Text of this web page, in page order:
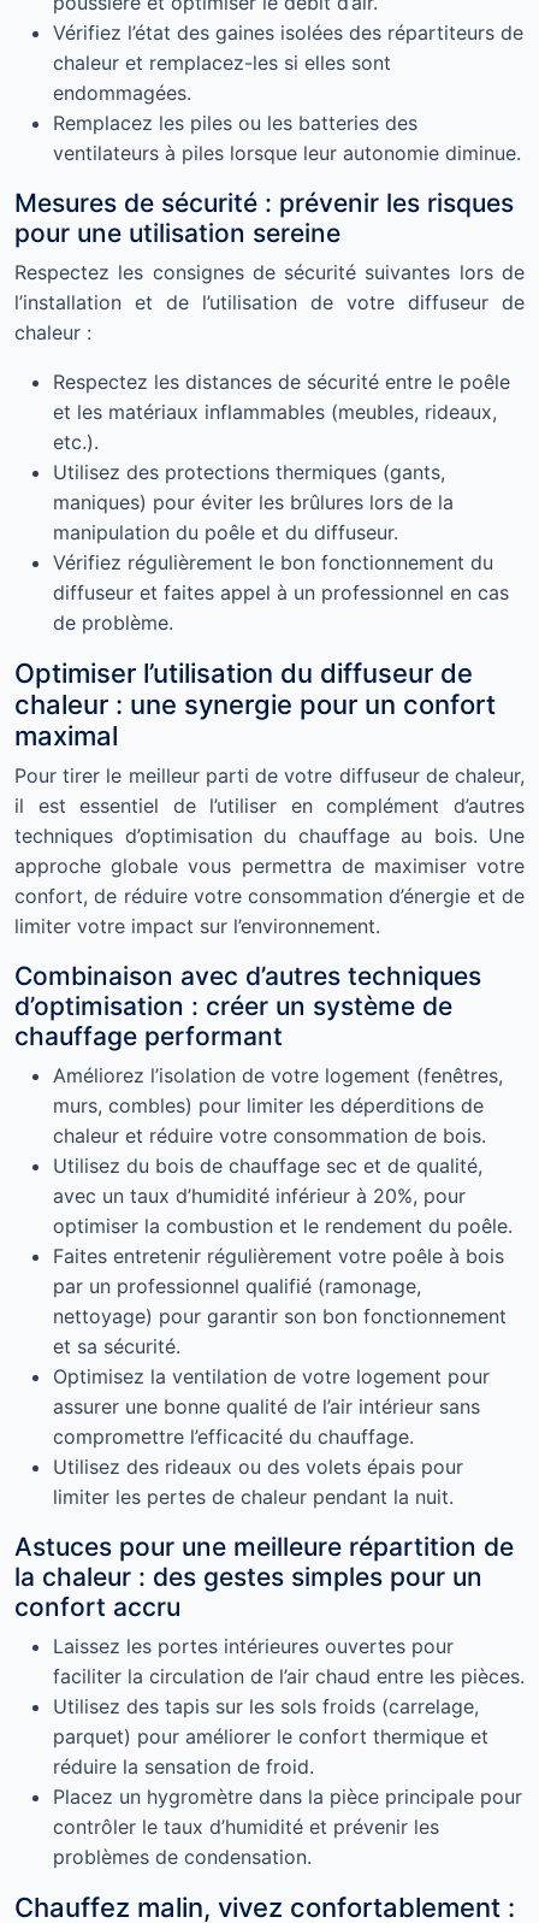
Vérifiez l’état des gaines isolées des répartiteurs de
chaleur et remplacez-les si elles sont
endommagées.
Remplacez les piles ou les batteries des
ventilateurs à piles lorsque leur autonomie diminue.
Mesures de sécurité : prévenir les risques
pour une utilisation sereine
Respectez les consignes de sécurité suivantes lors de
l’installation et de l’utilisation de votre diffuseur de
chaleur :
Respectez les distances de sécurité entre le poêle
et les matériaux inflammables (meubles, rideaux,
etc.).
Utilisez des protections thermiques (gants,
maniques) pour éviter les brûlures lors de la
manipulation du poêle et du diffuseur.
Vérifiez régulièrement le bon fonctionnement du
diffuseur et faites appel à un professionnel en cas
de problème.
Optimiser l’utilisation du diffuseur de
chaleur : une synergie pour un confort
maximal
Pour tirer le meilleur parti de votre diffuseur de chaleur,
il est essentiel de l’utiliser en complément d’autres
techniques d’optimisation du chauffage au bois. Une
approche globale vous permettra de maximiser votre
confort, de réduire votre consommation d’énergie et de
limiter votre impact sur l’environnement.
Combinaison avec d’autres techniques
d’optimisation : créer un système de
chauffage performant
Améliorez l’isolation de votre logement (fenêtres,
murs, combles) pour limiter les déperditions de
chaleur et réduire votre consommation de bois.
Utilisez du bois de chauffage sec et de qualité,
avec un taux d’humidité inférieur à 20%, pour
optimiser la combustion et le rendement du poêle.
Faites entretenir régulièrement votre poêle à bois
par un professionnel qualifié (ramonage,
nettoyage) pour garantir son bon fonctionnement
et sa sécurité.
Optimisez la ventilation de votre logement pour
assurer une bonne qualité de l’air intérieur sans
compromettre l’efficacité du chauffage.
Utilisez des rideaux ou des volets épais pour
limiter les pertes de chaleur pendant la nuit.
Astuces pour une meilleure répartition de
la chaleur : des gestes simples pour un
confort accru
Laissez les portes intérieures ouvertes pour
faciliter la circulation de l’air chaud entre les pièces.
Utilisez des tapis sur les sols froids (carrelage,
parquet) pour améliorer le confort thermique et
réduire la sensation de froid.
Placez un hygromètre dans la pièce principale pour
contrôler le taux d’humidité et prévenir les
problèmes de condensation.
Chauffez malin, vivez confortablement :